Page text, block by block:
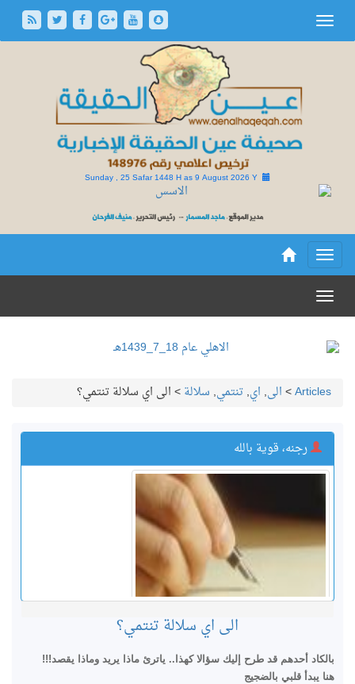
Sunday , 25 Safar 1448 H as9 August 2026 Y
Articles
>الى, اي,تنتمي, سلالة>الى اي سلالة تنتمي؟
رجنه، قوية بالله
الى اي سلالة تنتمي؟
بالكاد أحدهم قد طرح إليك سؤالا كهذا.. ياترئ ماذا يريد وماذا يقصد!!!
هنا يبدأ قلبي بالضجيج